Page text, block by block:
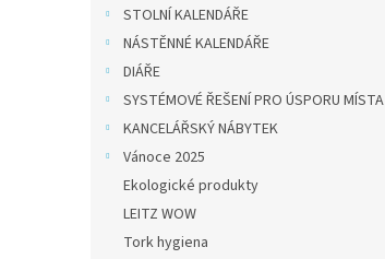
STOLNÍ KALENDÁŘE
NÁSTĚNNÉ KALENDÁŘE
DIÁŘE
SYSTÉMOVÉ ŘEŠENÍ PRO ÚSPORU MÍSTA
KANCELÁŘSKÝ NÁBYTEK
Vánoce 2025
Ekologické produkty
LEITZ WOW
Tork hygiena